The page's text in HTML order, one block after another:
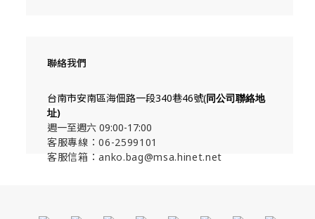
聯絡我們
台南市安南區海佃路一段340巷46號(同公司聯絡地
址)
週一至週六 09:00-17:00
客服專線：06-2599101
客服信箱：anko.bag@msa.hinet.net